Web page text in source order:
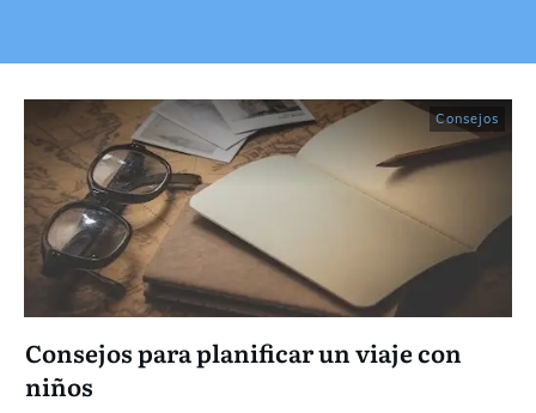
Consejos
Consejos para planificar un viaje con
niños